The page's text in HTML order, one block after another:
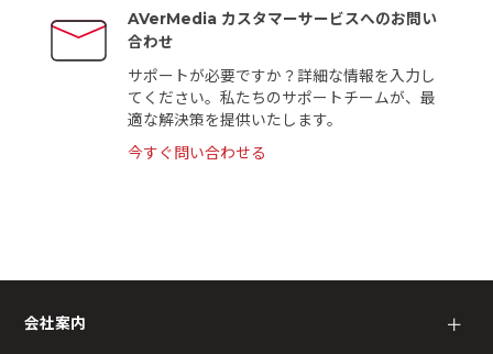
AVerMedia カスタマーサービスへのお問い
合わせ
サポートが必要ですか？詳細な情報を入力し
てください。私たちのサポートチームが、最
適な解決策を提供いたします。
今すぐ問い合わせる
会社案内 ＋